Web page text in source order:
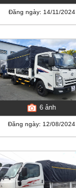
Đăng ngày: 14/11/2024
6 ảnh
Đăng ngày: 12/08/2024